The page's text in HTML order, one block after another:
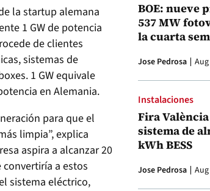
la startup alemana
1 GW de potencia
de clientes
sistemas de
1 GW equivale
en Alemania.
para que el
limpia”, explica
aspira a alcanzar 20
a estos
sistema eléctrico,
BOE: nueve
537 MW
la cuarta
Jose Pedrosa
Instalaciones
Fira
sistema de
kWh BESS
Jose Pedrosa